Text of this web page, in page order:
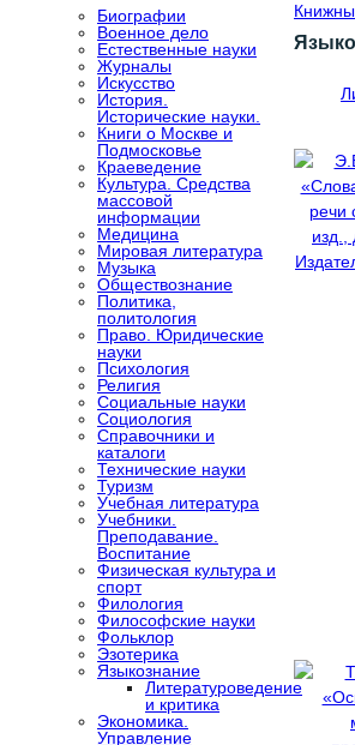
Биографии
Военное дело
Естественные науки
Журналы
Искусство
История.
Исторические науки.
Книги о Москве и
Подмосковье
Краеведение
Культура. Средства
массовой
информации
Медицина
Мировая литература
Музыка
Обществознание
Политика,
политология
Право. Юридические
науки
Психология
Религия
Социальные науки
Социология
Справочники и
каталоги
Технические науки
Туризм
Учебная литература
Учебники.
Преподавание.
Воспитание
Физическая культура и
спорт
Филология
Философские науки
Фольклор
Эзотерика
Языкознание
Литературоведение
и критика
Экономика.
Управление